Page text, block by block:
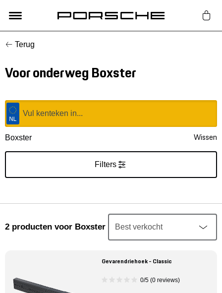
Lifestyle
Auto Accessoires
Classic
Nieuw
Mijn account
Meer Porsche
Terug
Voor onderweg Boxster
Boxster Wissen
Filters
2 producten voor Boxster
Gevarendriehoek - Classic
0/5 (0 reviews)